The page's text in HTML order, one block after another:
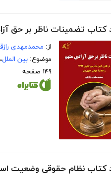
تضمینات ناظر بر حق آزادی متهم: در
از: محمدمهدی
موضوع: بین الملل،
۱۴۹ صفحه
کتاب نظام حقوقی وضعیت